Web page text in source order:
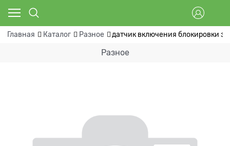
Главная Каталог Разное датчик включения блокировки
Разное